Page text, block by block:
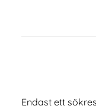
Endast ett